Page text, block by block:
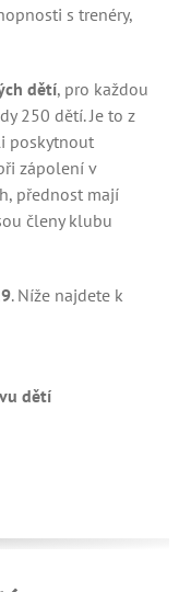
s trenéry,
dětí, pro každou
250 dětí. Je to z
poskytnout
zápolení v
přednost mají
členy klubu
. Níže najdete k
dětí